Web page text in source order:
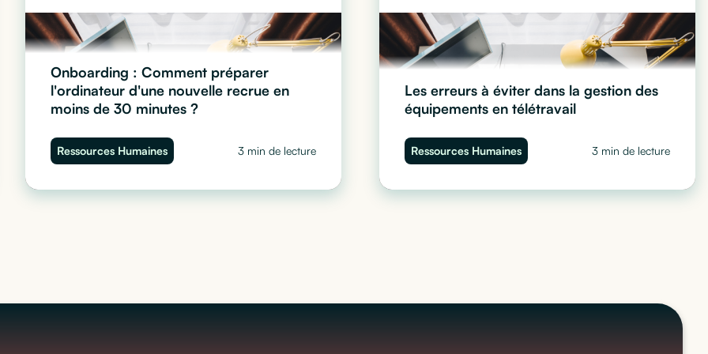
Onboarding : Comment préparer
l'ordinateur d'une nouvelle recrue en
moins de 30 minutes ?
Préparez le poste de travail de vos recrues sans y
passer la matinée. Découvrez notre méthode pas à pas
pour configurer un Mac ou PC pro en 30 minutes.
Ressources Humaines 3 min de lecture
Les erreurs à éviter dans la gestion des
équipements en télétravail
Les 5 erreurs à éviter pour bien gérer les équipements
informatiques en télétravail : sécurité, traçabilité, coûts
et coordination RH/IT.
Ressources Humaines 3 min de lecture